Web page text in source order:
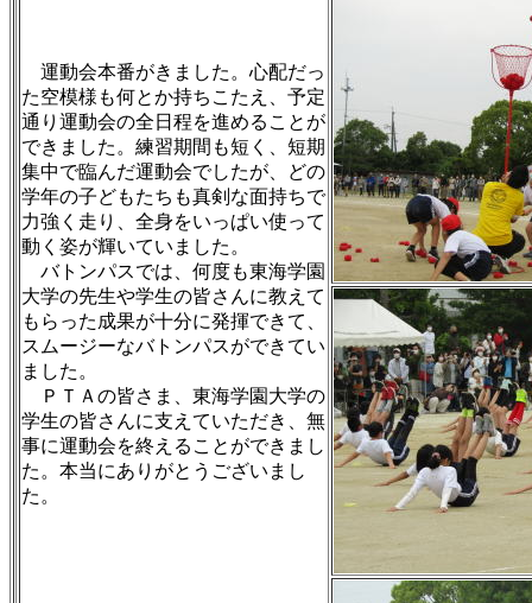
運動会本番がきました。心配だっ
た空模様も何とか持ちこたえ、予定
通り運動会の全日程を進めることが
できました。練習期間も短く、短期
集中で臨んだ運動会でしたが、どの
学年の子どもたちも真剣な面持ちで
力強く走り、全身をいっぱい使って
動く姿が輝いていました。
バトンパスでは、何度も東海学園
大学の先生や学生の皆さんに教えて
もらった成果が十分に発揮できて、
スムージーなバトンパスができてい
ました。
ＰＴＡの皆さま、東海学園大学の
学生の皆さんに支えていただき、無
事に運動会を終えることができまし
た。本当にありがとうございまし
た。